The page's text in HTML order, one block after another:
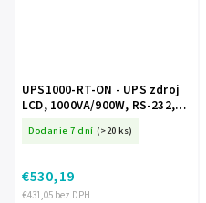
UPS1000-RT-ON - UPS zdroj
LCD, 1000VA/900W, RS-232,
Dodanie 7 dní (>20 ks)
€431,05 bez DPH
€530,19